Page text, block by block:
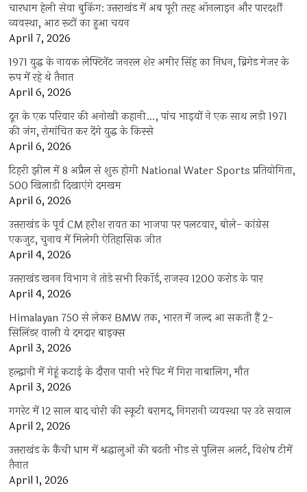
चारधाम हेली सेवा बुकिंग: उत्तराखंड में अब पूरी तरह ऑनलाइन और पारदर्शी
व्यवस्था, आठ रूटों का हुआ चयन
April 7, 2026
1971 युद्ध के नायक लेफ्टिनेंट जनरल शेर अमीर सिंह का निधन, ब्रिगेड मेजर के
रूप में रहे थे तैनात
April 6, 2026
दून के एक परिवार की अनोखी कहानी…, पांच भाइयों ने एक साथ लड़ी 1971
की जंग, रोमांचित कर देंगे युद्ध के किस्से
April 6, 2026
टिहरी झील में 8 अप्रैल से शुरू होगी National Water Sports प्रतियोगिता,
500 खिलाड़ी दिखाएंगे दमखम
April 6, 2026
उत्तराखंड के पूर्व CM हरीश रावत का भाजपा पर पलटवार, बोले- कांग्रेस
एकजुट, चुनाव में मिलेगी ऐतिहासिक जीत
April 4, 2026
उत्तराखंड खनन विभाग ने तोड़े सभी रिकॉर्ड, राजस्व 1200 करोड़ के पार
April 4, 2026
Himalayan 750 से लेकर BMW तक, भारत में जल्द आ सकती हैं 2-
सिलिंडर वाली ये दमदार बाइक्स
April 3, 2026
हल्द्वानी में गेहूं कटाई के दौरान पानी भरे पिट में गिरा नाबालिग, मौत
April 3, 2026
गगरेट में 12 साल बाद चोरी की स्कूटी बरामद, निगरानी व्यवस्था पर उठे सवाल
April 2, 2026
उत्तराखंड के कैंची धाम में श्रद्धालुओं की बढ़ती भीड़ से पुलिस अलर्ट, विशेष टीमें
तैनात
April 1, 2026